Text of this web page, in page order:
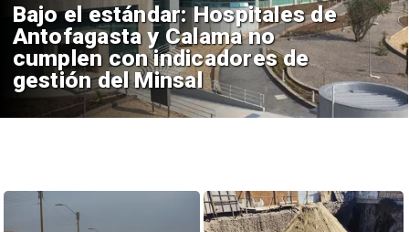
Bajo el estándar: Hospitales de
Antofagasta y Calama no
cumplen con indicadores de
gestión del Minsal